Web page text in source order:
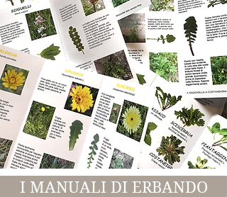
I MANUALI DI ERBANDO